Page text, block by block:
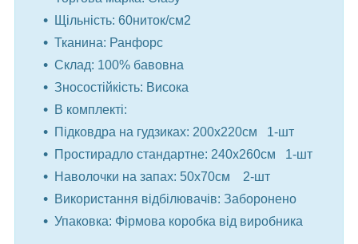
Щільність: 60ниток/см2
Тканина: Ранфорс
Склад: 100% бавовна
Зносостійкість: Висока
В комплекті:
Підковдра на гудзиках: 200x220см 1-шт
Простирадло стандартне: 240x260см 1-шт
Наволочки на запах: 50x70см 2-шт ⠀
Використання відбілювачів: Заборонено
Упаковка: Фірмова коробка від виробника